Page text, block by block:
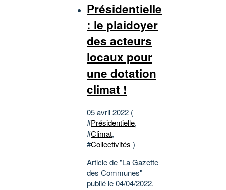
Présidentielle
: le plaidoyer
des acteurs
locaux pour
une dotation
climat !
05 avril 2022 (
#Présidentielle,
#Climat,
#Collectivités )
Article de "La Gazette
des Communes"
publié le 04/04/2022.